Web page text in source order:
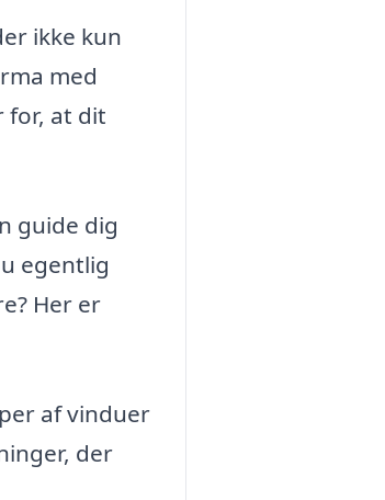
ikke kun
med
for, at dit
guide dig
egentlig
Her er
af vinduer
der